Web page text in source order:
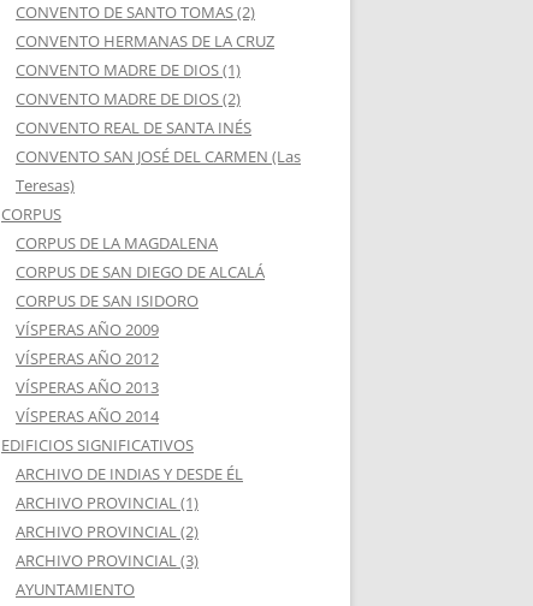
CONVENTO DE SANTO TOMAS (2)
CONVENTO HERMANAS DE LA CRUZ
CONVENTO MADRE DE DIOS (1)
CONVENTO MADRE DE DIOS (2)
CONVENTO REAL DE SANTA INÉS
CONVENTO SAN JOSÉ DEL CARMEN (Las
Teresas)
CORPUS
CORPUS DE LA MAGDALENA
CORPUS DE SAN DIEGO DE ALCALÁ
CORPUS DE SAN ISIDORO
VÍSPERAS AÑO 2009
VÍSPERAS AÑO 2012
VÍSPERAS AÑO 2013
VÍSPERAS AÑO 2014
EDIFICIOS SIGNIFICATIVOS
ARCHIVO DE INDIAS Y DESDE ÉL
ARCHIVO PROVINCIAL (1)
ARCHIVO PROVINCIAL (2)
ARCHIVO PROVINCIAL (3)
AYUNTAMIENTO